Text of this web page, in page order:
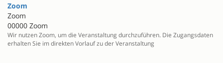
Zoom
Zoom
00000 Zoom
Wir nutzen Zoom, um die Veranstaltung durchzuführen. Die Zugangsdaten
erhalten Sie im direkten Vorlauf zu der Veranstaltung